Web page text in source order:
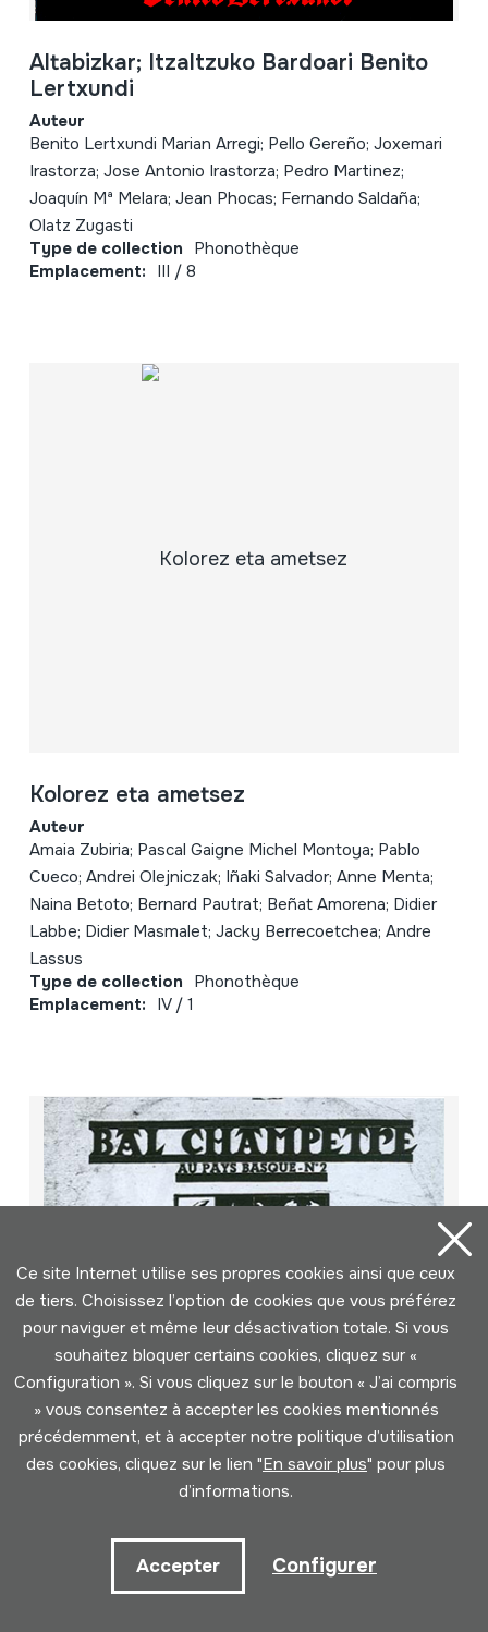
Altabizkar; Itzaltzuko Bardoari Benito
Lertxundi
Auteur
Benito Lertxundi Marian Arregi; Pello Gereño; Joxemari
Irastorza; Jose Antonio Irastorza; Pedro Martinez;
Joaquín Mª Melara; Jean Phocas; Fernando Saldaña;
Olatz Zugasti
Type de collection Phonothèque
Emplacement: III / 8
Kolorez eta ametsez
Auteur
Amaia Zubiria; Pascal Gaigne Michel Montoya; Pablo
Cueco; Andrei Olejniczak; Iñaki Salvador; Anne Menta;
Naina Betoto; Bernard Pautrat; Beñat Amorena; Didier
Labbe; Didier Masmalet; Jacky Berrecoetchea; Andre
Lassus
Type de collection Phonothèque
Emplacement: IV / 1
Orchestre Ramuntcho de Saint-Jean-Pied-de-Port;
Ce site Internet utilise ses propres cookies ainsi que ceux
de tiers. Choisissez l’option de cookies que vous préférez
pour naviguer et même leur désactivation totale. Si vous
souhaitez bloquer certains cookies, cliquez sur «
Configuration ». Si vous cliquez sur le bouton « J’ai compris
» vous consentez à accepter les cookies mentionnés
précédemment, et à accepter notre politique d’utilisation
des cookies, cliquez sur le lien "En savoir plus" pour plus
d’informations.
Accepter Configurer